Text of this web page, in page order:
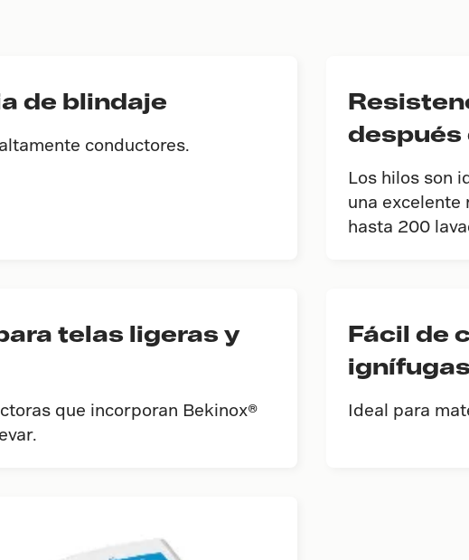
de blindaje
conductores.
después
Los hilos son
una excelente
hasta 200
telas ligeras y
que incorporan Bekinox®
Fácil de
Ideal para